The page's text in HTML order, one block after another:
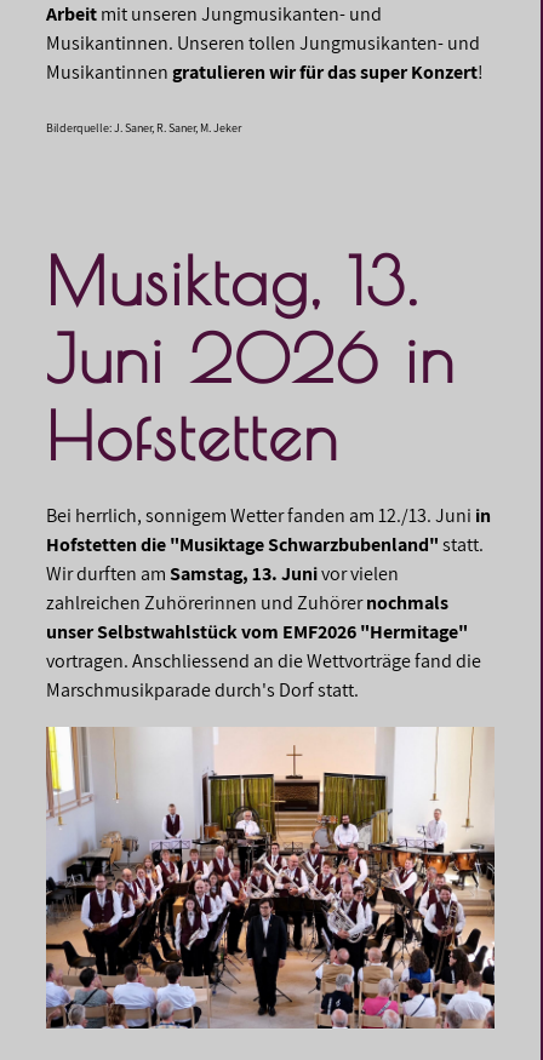
Arbeitmit unseren Jungmusikanten- und
Musikantinnen. Unseren tollen Jungmusikanten- und
Musikantinnengratulieren wir für das super Konzert!
Bilderquelle: J. Saner, R. Saner, M. Jeker
Musiktag, 13.
Juni 2026 in
Hofstetten
Bei herrlich, sonnigem Wetter fanden am 12./13. Juni in
Hofstetten die "Musiktage Schwarzbubenland"statt.
Wir durften amSamstag, 13. Junivor vielen
zahlreichen Zuhörerinnen und Zuhörernochmals
unser Selbstwahlstück vom EMF2026"Hermitage"
vortragen. Anschliessend an die Wettvorträge fand die
Marschmusikparade durch's Dorf statt.